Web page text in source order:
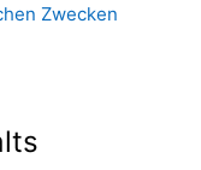
Zwecken